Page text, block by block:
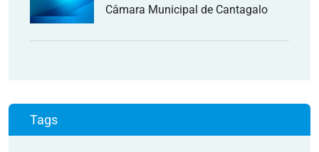
Câmara Municipal de Cantagalo
Tags